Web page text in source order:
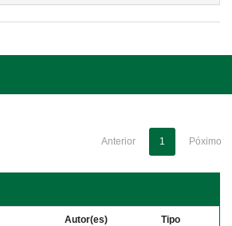
Anterior 1 Póximo
Autor(es) Tipo